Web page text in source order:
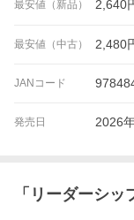
最安値（新品） 2,640
最安値（中古） 2,480
JANコード
発売日 2026
「 リーダーシッ